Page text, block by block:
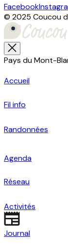
Facebook
© 2025 Coucou
Pays du Mont-
Accueil
Fil info
Randonnées
Agenda
Réseau
Activités
Journal